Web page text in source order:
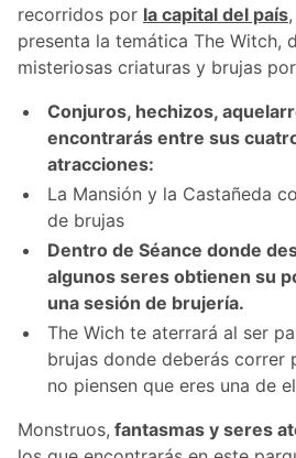
recorridos por la capital del país
presenta la temática The Witch,
misteriosas criaturas y brujas
Conjuros, hechizos,
encontrarás entre sus
atracciones:
La Mansión y la Castañeda
de brujas
Dentro de Séance donde
algunos seres obtienen su
una sesión de brujería.
The Wich te aterrará al ser
brujas donde deberás correr
no piensen que eres una de
Monstruos, fantasmas y seres